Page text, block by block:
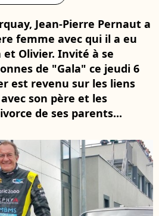
Jean-Pierre Pernaut a
femme avec qui il a eu
Olivier. Invité à se
de "Gala" ce jeudi 6
est revenu sur les liens
son père et les
de ses parents...